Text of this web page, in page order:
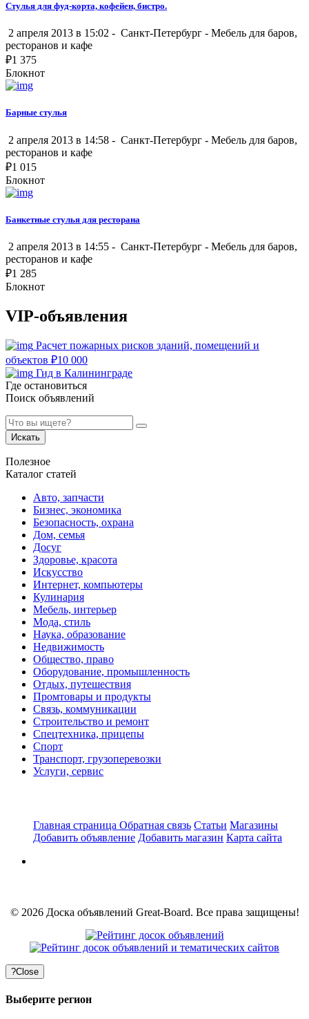
Стулья для фуд-корта, кофейен, бистро.
2 апреля 2013 в 15:02 - Санкт-Петербург - Мебель для баров,
ресторанов и кафе
₽1 375
Блокнот
Барные стулья
2 апреля 2013 в 14:58 - Санкт-Петербург - Мебель для баров,
ресторанов и кафе
₽1 015
Блокнот
Банкетные стулья для ресторана
2 апреля 2013 в 14:55 - Санкт-Петербург - Мебель для баров,
ресторанов и кафе
₽1 285
Блокнот
VIP-объявления
Расчет пожарных рисков зданий, помещений и
объектов ₽10 000
Гид в Калининграде
Где остановиться
Поиск объявлений
Искать
Полезное
Каталог статей
Авто, запчасти
Бизнес, экономика
Безопасность, охрана
Дом, семья
Досуг
Здоровье, красота
Искусство
Интернет, компьютеры
Кулинария
Мебель, интерьер
Мода, стиль
Наука, образование
Недвижимость
Общество, право
Оборудование, промышленность
Отдых, путешествия
Промтовары и продукты
Связь, коммуникации
Строительство и ремонт
Спецтехника, прицепы
Спорт
Транспорт, грузоперевозки
Услуги, сервис
Главная страница Обратная связь Статьи Магазины
Добавить объявление Добавить магазин Карта сайта
© 2026 Доска объявлений Great-Board. Все права защищены!
?Close
Выберите регион